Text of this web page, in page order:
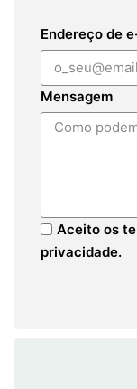
Endereço de
Mensagem
Aceito os
privacidade.